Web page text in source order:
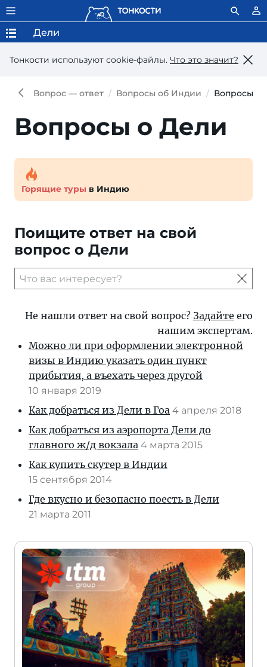
Тонкости используют сookie-файлы. Что это значит?
Дели
Вопрос — ответ Вопросы об Индии Вопросы о
Вопросы о Дели
Горящие туры в Индию
Поищите ответ на свой
вопроc о Дели
Не нашли ответ на свой вопрос? Задайте его
нашим экспертам.
Можно ли при оформлении электронной
визы в Индию указать один пункт
прибытия, а въехать через другой
10 января 2019
Как добраться из Дели в Гоа 4 апреля 2018
Как добраться из аэропорта Дели до
главного ж/д вокзала 4 марта 2015
Как купить скутер в Индии
15 сентября 2014
Где вкусно и безопасно поесть в Дели
21 марта 2011